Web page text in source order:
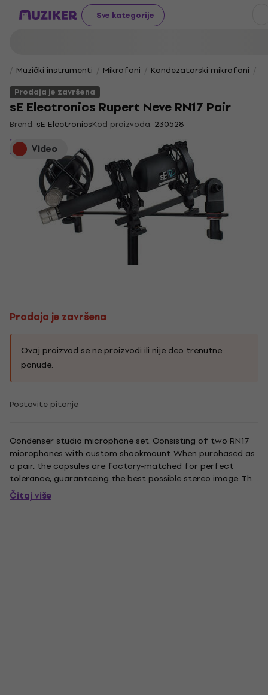
Sve kategorije
Muzički instrumenti Mikrofoni Kondezatorski mikrofoni
Prodaja je završena
sE Electronics Rupert Neve RN17 Pair
Brend: sE ElectronicsKod proizvoda: 230528
Video
Prodaja je završena
Prodaja je završena
Ovaj proizvod se ne proizvodi ili nije deo trenutne
ponude.
Postavite pitanje
Condenser studio microphone set. Consisting of two RN17
microphones with custom shockmount. When purchased as
a pair, the capsules are factory-matched for perfect
tolerance, guaranteeing the best possible stereo image. This
is the world's first pencil microphone with a large-scale,
hand-wound, ultra high performance transformer. The
Čitaj više